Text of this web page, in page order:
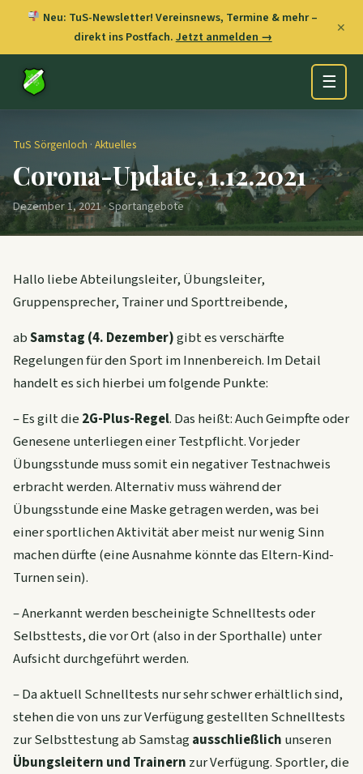
Neu: TuS-Newsletter! Vereinsnews, Termine & mehr –
direkt ins Postfach.Jetzt anmelden →
✕
☰
TuS Sörgenloch · Aktuelles
Corona-Update, 1.12.2021
Dezember 1, 2021 · Sportangebote
Hallo liebe Abteilungsleiter, Übungsleiter,
Gruppensprecher, Trainer und Sporttreibende,
abSamstag (4. Dezember)gibt es verschärfte
Regelungen für den Sport im Innenbereich. Im Detail
handelt es sich hierbei um folgende Punkte:
– Es gilt die 2G-Plus-Regel. Das heißt: Auch Geimpfte oder
Genesene unterliegen einer Testpflicht. Vor jeder
Übungsstunde muss somit ein negativer Testnachweis
erbracht werden. Alternativ muss während der
Übungsstunde eine Maske getragen werden, was bei
einer sportlichen Aktivität aber meist nur wenig Sinn
machen dürfte (eine Ausnahme könnte das Eltern-Kind-
Turnen sein).
– Anerkannt werden bescheinigte Schnelltests oder
Selbsttests, die vor Ort (also in der Sporthalle) unter
Aufsicht durchgeführt werden.
– Da aktuell Schnelltests nur sehr schwer erhältlich sind,
stehen die von uns zur Verfügung gestellten Schnelltests
zur Selbsttestung ab Samstagausschließlich unseren
Übungsleitern und Trainern zur Verfügung. Sportler, die